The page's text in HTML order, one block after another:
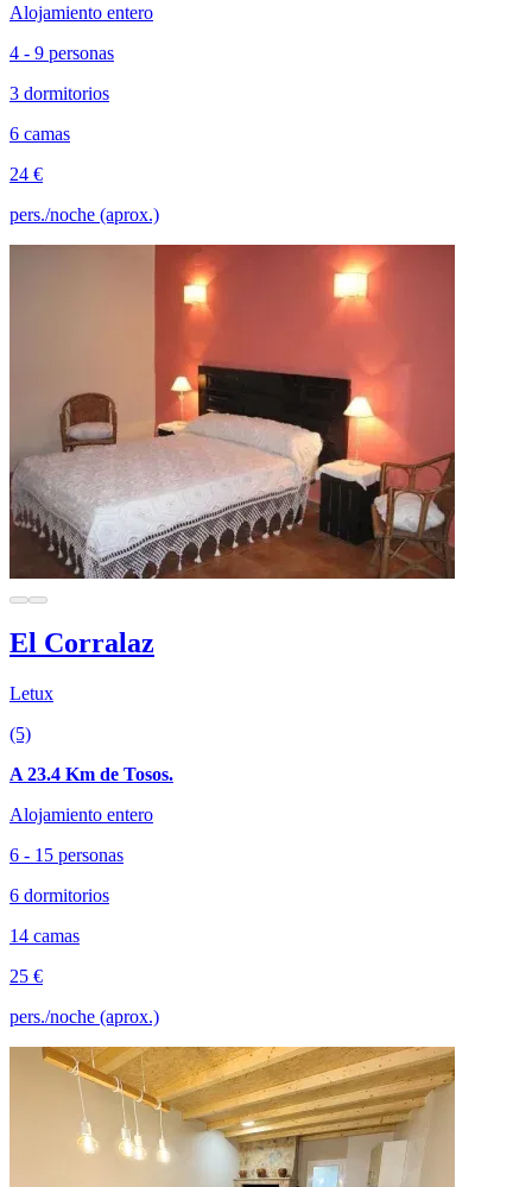
Alojamiento entero
4 - 9 personas
3 dormitorios
6 camas
24 €
pers./noche (aprox.)
El Corralaz
Letux
(5)
A 23.4 Km de Tosos.
Alojamiento entero
6 - 15 personas
6 dormitorios
14 camas
25 €
pers./noche (aprox.)